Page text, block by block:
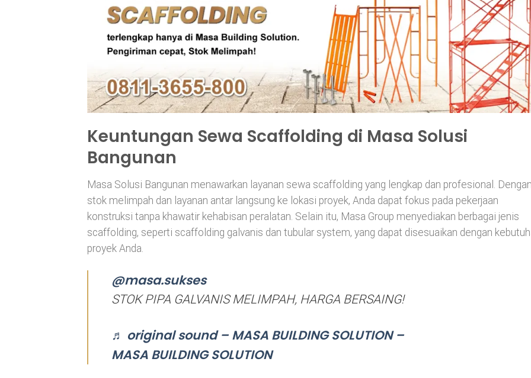
Keuntungan Sewa Scaffolding di Masa Solusi
Bangunan
Masa Solusi Bangunan menawarkan layanan sewa scaffolding yang lengkap dan profesional.
stok melimpah dan layanan antar langsung ke lokasi proyek, Anda dapat fokus pada pekerjaan
konstruksi tanpa khawatir kehabisan peralatan. Selain itu, Masa Group menyediakan berbagai jenis
scaffolding, seperti scaffolding galvanis dan tubular system, yang dapat disesuaikan dengan
proyek Anda.
@masa.sukses
STOK PIPA GALVANIS MELIMPAH, HARGA BERSAING!
♬ original sound – MASA BUILDING SOLUTION –
MASA BUILDING SOLUTION